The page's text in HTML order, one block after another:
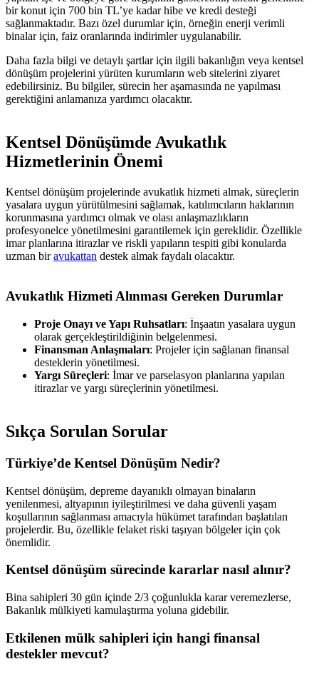
bir konut için 700 bin TL’ye kadar hibe ve kredi desteği
sağlanmaktadır. Bazı özel durumlar için, örneğin enerji verimli
binalar için, faiz oranlarında indirimler uygulanabilir​.
Daha fazla bilgi ve detaylı şartlar için ilgili bakanlığın veya kentsel
dönüşüm projelerini yürüten kurumların web sitelerini ziyaret
edebilirsiniz. Bu bilgiler, sürecin her aşamasında ne yapılması
gerektiğini anlamanıza yardımcı olacaktır.
Kentsel Dönüşümde Avukatlık
Hizmetlerinin Önemi
Kentsel dönüşüm projelerinde avukatlık hizmeti almak, süreçlerin
yasalara uygun yürütülmesini sağlamak, katılımcıların haklarının
korunmasına yardımcı olmak ve olası anlaşmazlıkların
profesyonelce yönetilmesini garantilemek için gereklidir. Özellikle
imar planlarına itirazlar ve riskli yapıların tespiti gibi konularda
uzman biravukattan destek almak faydalı olacaktır.
Avukatlık Hizmeti Alınması Gereken Durumlar
Proje Onayı ve Yapı Ruhsatları: İnşaatın yasalara uygun
olarak gerçekleştirildiğinin belgelenmesi.
Finansman Anlaşmaları: Projeler için sağlanan finansal
desteklerin yönetilmesi.
Yargı Süreçleri: İmar ve parselasyon planlarına yapılan
itirazlar ve yargı süreçlerinin yönetilmesi.
Sıkça Sorulan Sorular
Türkiye’de Kentsel Dönüşüm Nedir?
Kentsel dönüşüm, depreme dayanıklı olmayan binaların
yenilenmesi, altyapının iyileştirilmesi ve daha güvenli yaşam
koşullarının sağlanması amacıyla hükümet tarafından başlatılan
projelerdir. Bu, özellikle felaket riski taşıyan bölgeler için çok
önemlidir.
Kentsel dönüşüm sürecinde kararlar nasıl alınır?
Bina sahipleri 30 gün içinde 2/3 çoğunlukla karar veremezlerse,
Bakanlık mülkiyeti kamulaştırma yoluna gidebilir.
Etkilenen mülk sahipleri için hangi finansal
destekler mevcut?